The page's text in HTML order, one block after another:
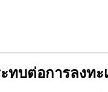
บต่อการลงทะ